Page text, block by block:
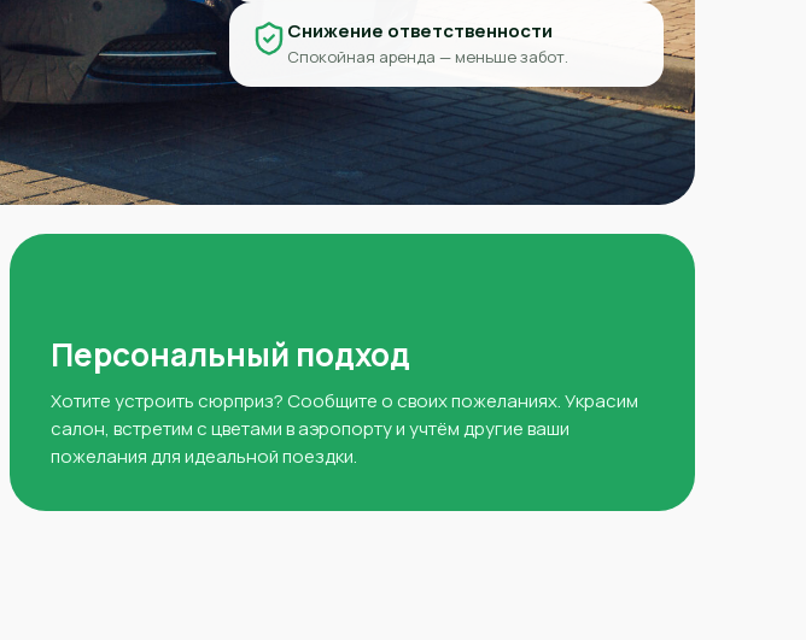
Снижение ответственности
Спокойная аренда — меньше забот.
Персональный подход
Хотите устроить сюрприз? Сообщите о своих пожеланиях. Украсим
салон, встретим с цветами в аэропорту и учтём другие ваши
пожелания для идеальной поездки.